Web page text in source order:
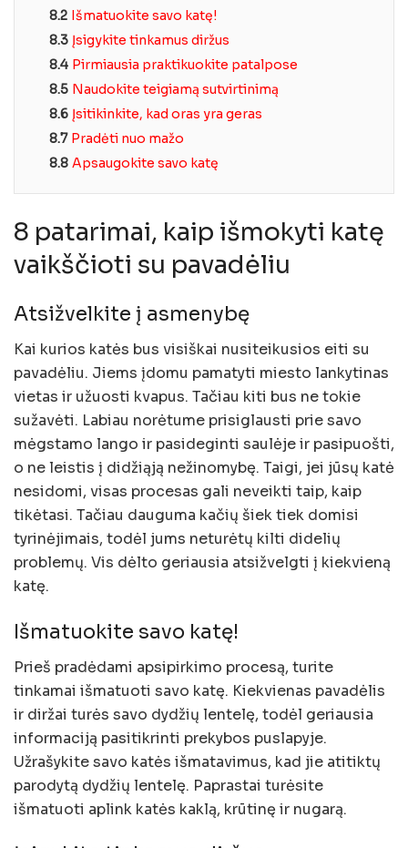
8.2 Išmatuokite savo katę!
8.3 Įsigykite tinkamus diržus
8.4 Pirmiausia praktikuokite patalpose
8.5 Naudokite teigiamą sutvirtinimą
8.6 Įsitikinkite, kad oras yra geras
8.7 Pradėti nuo mažo
8.8 Apsaugokite savo katę
8 patarimai, kaip išmokyti katę
vaikščioti su pavadėliu
Atsižvelkite į asmenybę
Kai kurios katės bus visiškai nusiteikusios eiti su
pavadėliu. Jiems įdomu pamatyti miesto lankytinas
vietas ir užuosti kvapus. Tačiau kiti bus ne tokie
sužavėti. Labiau norėtume prisiglausti prie savo
mėgstamo lango ir pasideginti saulėje ir pasipuošti,
o ne leistis į didžiąją nežinomybę. Taigi, jei jūsų katė
nesidomi, visas procesas gali neveikti taip, kaip
tikėtasi. Tačiau dauguma kačių šiek tiek domisi
tyrinėjimais, todėl jums neturėtų kilti didelių
problemų. Vis dėlto geriausia atsižvelgti į kiekvieną
katę.
Išmatuokite savo katę!
Prieš pradėdami apsipirkimo procesą, turite
tinkamai išmatuoti savo katę. Kiekvienas pavadėlis
ir diržai turės savo dydžių lentelę, todėl geriausia
informaciją pasitikrinti prekybos puslapyje.
Užrašykite savo katės išmatavimus, kad jie atitiktų
parodytą dydžių lentelę. Paprastai turėsite
išmatuoti aplink katės kaklą, krūtinę ir nugarą.